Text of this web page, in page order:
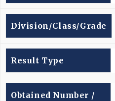
Division/Class/Grade
Result Type
Obtained Number /